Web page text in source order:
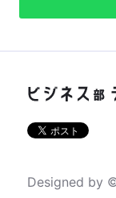
Designed by